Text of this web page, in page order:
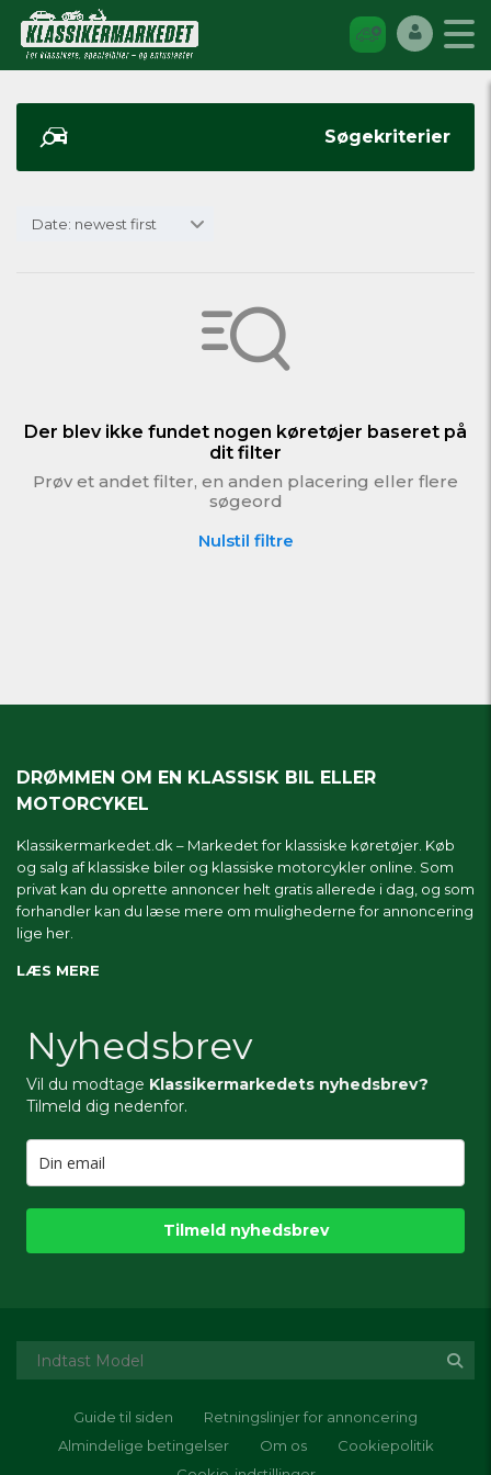
Søgekriterier
Date: newest first
Der blev ikke fundet nogen køretøjer baseret på
dit filter
Prøv et andet filter, en anden placering eller flere
søgeord
Nulstil filtre
DRØMMEN OM EN KLASSISK BIL ELLER
MOTORCYKEL
Klassikermarkedet.dk – Markedet for klassiske køretøjer. Køb
og salg af klassiske biler og klassiske motorcykler online. Som
privat kan du oprette annoncer helt gratis allerede i dag, og som
forhandler kan du læse mere om mulighederne for annoncering
lige her.
LÆS MERE
Nyhedsbrev
Vil du modtage Klassikermarkedets nyhedsbrev?
Tilmeld dig nedenfor.
Tilmeld nyhedsbrev
Guide til siden
Retningslinjer for annoncering
Almindelige betingelser
Om os
Cookiepolitik